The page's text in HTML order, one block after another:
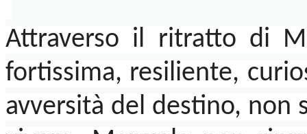
Attraverso il ritratto di
fortissima, resiliente,
avversità del destino, non